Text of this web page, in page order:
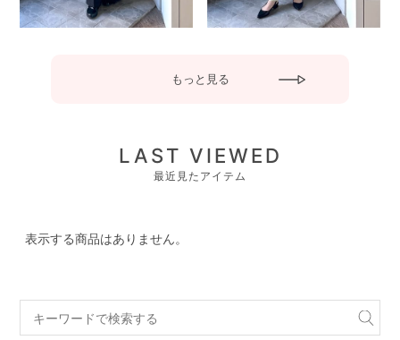
もっと見る
LAST VIEWED
最近見たアイテム
表示する商品はありません。